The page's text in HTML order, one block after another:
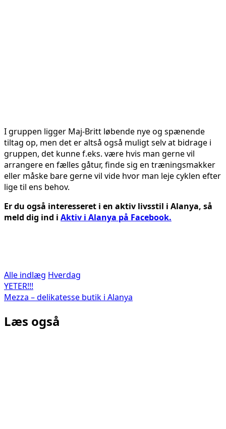
I gruppen ligger Maj-Britt løbende nye og spænende
tiltag op, men det er altså også muligt selv at bidrage i
gruppen, det kunne f.eks. være hvis man gerne vil
arrangere en fælles gåtur, finde sig en træningsmakker
eller måske bare gerne vil vide hvor man leje cyklen efter
lige til ens behov.
Er du også interesseret i en aktiv livsstil i Alanya, så
meld dig ind i Aktiv i Alanya på Facebook.
Alle indlæg Hverdag
Indlægsnavigation
YETER!!!
Mezza – delikatesse butik i Alanya
Læs også